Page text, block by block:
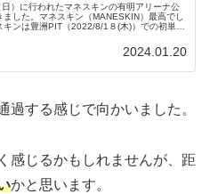
）に行われたマネスキンの有明アリーナ公
ました。マネスキン（MANESKIN）最高でし
キンは豊洲PIT（2022/8/1８(木)）での初単独
2024.01.20
過する感じで向かいました。
感じるかもしれませんが、距
かと思います。